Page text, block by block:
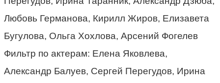
Любовь Германова, Кирилл Жиров, Елизавета
Бугулова, Ольга Хохлова, Арсений Фогелев
Фильтр по актерам: Елена Яковлева,
Александр Балуев, Сергей Перегудов, Ирина